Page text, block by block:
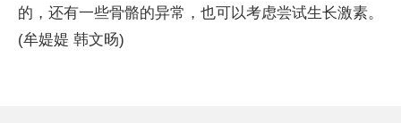
的，还有一些骨骼的异常，也可以考虑尝试生长激素。
(牟媞媞 韩文旸)